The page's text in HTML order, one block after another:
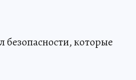
которые